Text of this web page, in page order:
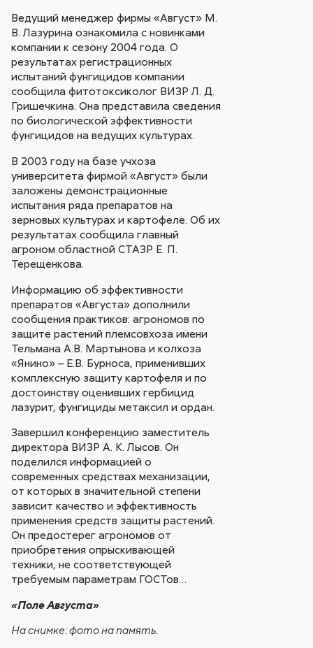
Ведущий менеджер фирмы «Август» М.
В. Лазурина ознакомила с новинками
компании к сезону 2004 года. О
результатах регистрационных
испытаний фунгицидов компании
сообщила фитотоксиколог ВИЗР Л. Д.
Гришечкина. Она представила сведения
по биологической эффективности
фунгицидов на ведущих культурах.
В 2003 году на базе учхоза
университета фирмой «Август» были
заложены демонстрационные
испытания ряда препаратов на
зерновых культурах и картофеле. Об их
результатах сообщила главный
агроном областной СТАЗР Е. П.
Терещенкова.
Информацию об эффективности
препаратов «Августа» дополнили
сообщения практиков: агрономов по
защите растений племсовхоза имени
Тельмана А.В. Мартынова и колхоза
«Янино» – Е.В. Бурноса, применивших
комплексную защиту картофеля и по
достоинству оценивших гербицид
лазурит, фунгициды метаксил и ордан.
Завершил конференцию заместитель
директора ВИЗР А. К. Лысов. Он
поделился информацией о
современных средствах механизации,
от которых в значительной степени
зависит качество и эффективность
применения средств защиты растений.
Он предостерег агрономов от
приобретения опрыскивающей
техники, не соответствующей
требуемым параметрам ГОСТов…
«Поле Августа»
На снимке: фото на память.